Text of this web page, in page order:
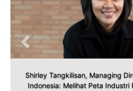
Shirley Tangkilisan, Managing
Indonesia: Melihat Peta Industri